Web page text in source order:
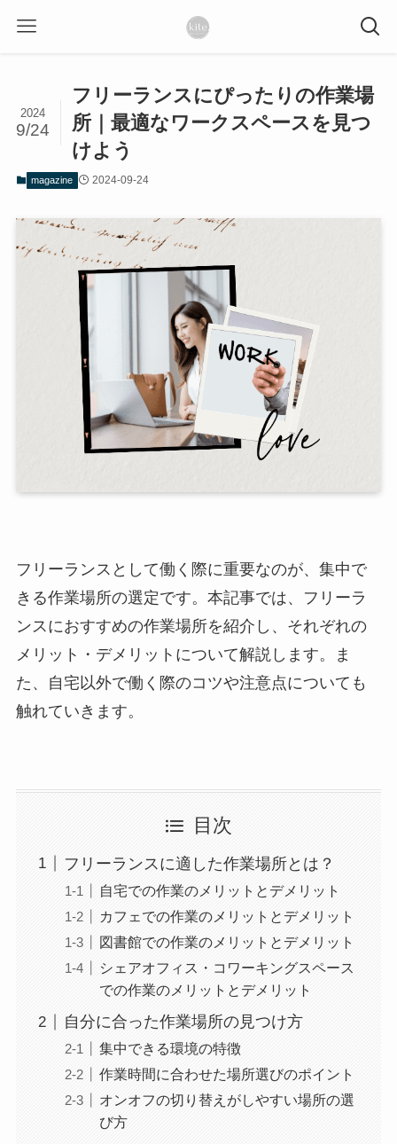
フリーランスにぴったりの作業場
所｜最適なワークスペースを見つ
けよう
2024
9/24
magazine 2024-09-24
フリーランスとして働く際に重要なのが、集中で
きる作業場所の選定です。本記事では、フリーラ
ンスにおすすめの作業場所を紹介し、それぞれの
メリット・デメリットについて解説します。ま
た、自宅以外で働く際のコツや注意点についても
触れていきます。
目次
フリーランスに適した作業場所とは？
自宅での作業のメリットとデメリット
カフェでの作業のメリットとデメリット
図書館での作業のメリットとデメリット
シェアオフィス・コワーキングスペース
での作業のメリットとデメリット
自分に合った作業場所の見つけ方
集中できる環境の特徴
作業時間に合わせた場所選びのポイント
オンオフの切り替えがしやすい場所の選
び方